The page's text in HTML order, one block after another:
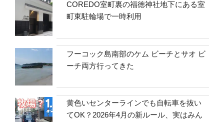
COREDO室町裏の福徳神社地下にある室
町東駐輪場で一時利用
フーコック島南部のケム ビーチとサオ ビ
ーチ両方行ってきた
黄色いセンターラインでも自転車を抜い
てOK？2026年4月の新ルール、実はみん